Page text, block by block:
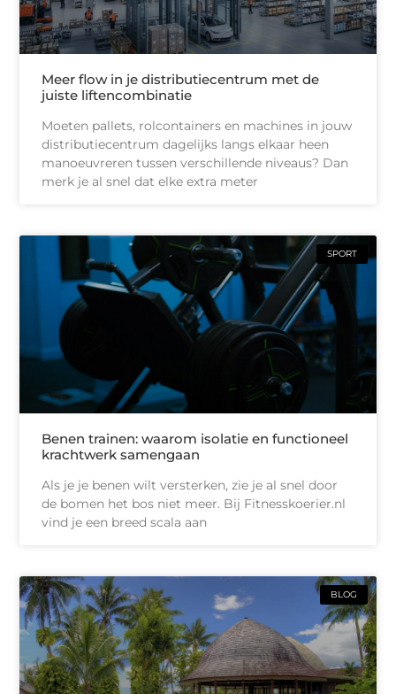
Meer flow in je distributiecentrum met de
juiste liftencombinatie
Moeten pallets, rolcontainers en machines in jouw
distributiecentrum dagelijks langs elkaar heen
manoeuvreren tussen verschillende niveaus? Dan
merk je al snel dat elke extra meter
SPORT
Benen trainen: waarom isolatie en functioneel
krachtwerk samengaan
Als je je benen wilt versterken, zie je al snel door
de bomen het bos niet meer. Bij Fitnesskoerier.nl
vind je een breed scala aan
BLOG